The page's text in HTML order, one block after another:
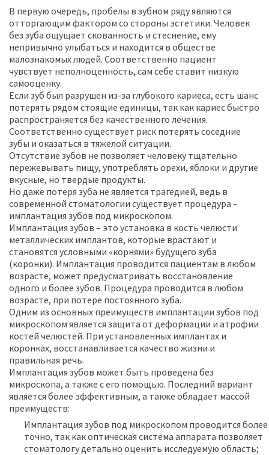
В первую очередь, пробелы в зубном ряду являются
отторгающим фактором со стороны эстетики. Человек
без зуба ощущает скованность и стеснение, ему
непривычно улыбаться и находится в обществе
малознакомых людей. Соответственно пациент
чувствует неполноценность, сам себе ставит низкую
самооценку.
Если зуб был разрушен из-за глубокого кариеса, есть шанс
потерять рядом стоящие единицы, так как кариес быстро
распространяется без качественного лечения.
Соответственно существует риск потерять соседние
зубы и оказаться в тяжелой ситуации.
Отсутствие зубов не позволяет человеку тщательно
пережевывать пищу, употреблять орехи, яблоки и другие
вкусные, но твердые продукты.
Но даже потеря зуба не является трагедией, ведь в
современной стоматологии существует процедура –
имплантация зубов под микроскопом.
Имплантация зубов – это установка в кость челюсти
металлических имплантов, которые врастают и
становятся условными «корнями» будущего зуба
(коронки). Имплантация проводится пациентам в любом
возрасте, может предусматривать восстановление
одного и более зубов. Процедура проводится в любом
возрасте, при потере постоянного зуба.
Одним из основных преимуществ имплантации зубов под
микроскопом является защита от деформации и атрофии
костей челюстей. При установленных имплантах и
коронках, восстанавливается качество жизни и
правильная речь.
Имплантация зубов может быть проведена без
микроскопа, а также с его помощью. Последний вариант
является более эффективным, а также обладает массой
преимуществ:
Имплантация зубов под микроскопом проводится более
точно, так как оптическая система аппарата позволяет
стоматологу детально оценить исследуемую область;